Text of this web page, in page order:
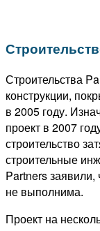
Строительства
конструкции,
в 2005 году.
проект в 2007
строительство
строительные
Partners заявили,
не выполнима.
Проект на